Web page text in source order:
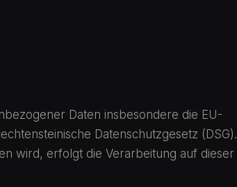
Daten insbesondere die EU-
Datenschutzgesetz (DSG).
wird, erfolgt die Verarbeitung auf dieser